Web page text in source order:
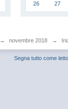
26 27
→ novembre 2018 →
Segna tutto come letto